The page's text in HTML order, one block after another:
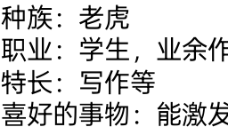
种族：老虎
职业：学生，业余
特长：写作等
喜好的事物：能激